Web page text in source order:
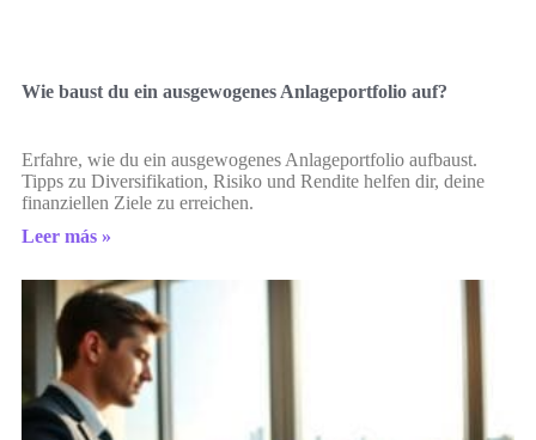
Wie baust du ein ausgewogenes Anlageportfolio auf?
Erfahre, wie du ein ausgewogenes Anlageportfolio aufbaust.
Tipps zu Diversifikation, Risiko und Rendite helfen dir, deine
finanziellen Ziele zu erreichen.
Leer más »